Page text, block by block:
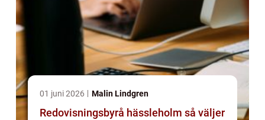
01 juni 2026 Malin Lindgren
Redovisningsbyrå hässleholm så väljer